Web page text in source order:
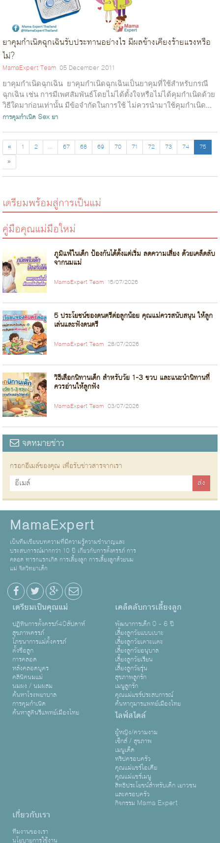
ยาคุมกำเนิดฉุกเฉินรับประทานอย่างไร มีผลข้างเคียงร้ายแรงหรือ
ไม่?
MamaExpert Team 05 December 2011
ยาคุมกำเนิดฉุกเฉิน ยาคุมกำเนิดฉุกเฉินเป็นยาคุมที่ใช้สำหรับกรณี
ฉุกเฉิน เช่น การมีเพศสัมพันธ์โดยไม่ได้ตั้งใจหรือไม่ได้คุมกำเนิดด้วย
วิธีใดมาก่อนเท่านั้น มีข้อจำกัดในการใช้ ไม่ควรนำมาใช้คุมกำเนิด...
การคุมกำเนิด Sex ยา
« 1 2 ... 67 68 69 70 71 72 73 74
75
»
เตรียมพร้อมสู่การเป็นแม่
คู่มือคุณแม่มือใหม่
ภูมิแพ้ในเด็ก ป้องกันได้ตั้งแต่เริ่ม ลดความเสี่ยง ด้วยเคล็ดลับ
จากนมแม่
MamaExpert Team 15/07/2026
5 ประโยชน์ของดนตรีต่อลูกน้อย คุณแม่ควรสนับสนุน ให้ลูก
เล่นและฟังดนตรี
MamaExpert Team 28/07/2026
วิธีเลือกนิทานเด็ก สำหรับวัย 1-3 ขวบ และแนะนำนิทานที่
ควรอ่านให้ลูกฟัง
MamaExpert Team 03/07/2026
จดหมายข่าว
กรอกอีเมล์ของคุณ เพื่อรับข่าวสารจากเรา
MamaExpert
เป็นทีมเขียนบทความที่มีความรู้ความชำนาญและ
ประสบการณ์มากกว่า 10 ปี เกี่ยวกับการตั้งครรภ์ การ
คลอด ทารกแรกเกิด การเลี้ยงลูก การเลี้ยงลูกด้วยนม
แม่ จิตวิทยาเด็ก
เตรียมเป็นคุณแม่
ปฏิทินการตั้งครรภ์40สัปดาห์
สุขภาพครรภ์
โภชนาการแม่ตั้งครรภ์
ตั้งชื่อลูก
การคลอด
หลังคลอดบุตร
คลินิคนมแม่
นมผง / นมผสม
ค้นหาโรงพยาบาล
การคุมกำเนิด
ค้นหาสูตินรีแพทย์เมืองไทย
เคล็ดลับการเลี้ยงลูก
พัฒนาการเด็ก 0 - 6 ปี
เลี้ยงลูกวัยแบบเบาะ
เลี้ยงลูกวัยเตาะเเตะ
เลี้ยงลูกวัยอนุบาล
เลี้ยงลูกวัยเรียน
เลี้ยงลูกวัยรุ่น
สุขภาพลูกรัก
เมนูลูกรัก
คุณแม่แชร์ประสบการณ์
ค้นหากุมารแพทย์เมืองไทย
ไลฟ์สไตล์
ผู้หญิง/ความงาม
เซ็กส์ / สุขภาพ
เมนูเด็ด
ทริปครอบครัว
คุณแม่แชร์ไอเดีย
คุณแม่แชร์เมนู
สิทธิประโยชน์สำหรับเด็ก เยาวชน
และครอบครัว
กิจกรรม Mama Expert
เกี่ยวกับเรา
ทีมงานของเรา
นโยบายการใช้งาน